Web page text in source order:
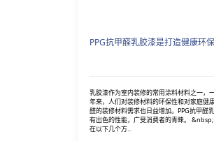
PPG抗甲醛乳胶漆是打造健康环
乳胶漆作为室内装修的常用涂料材料之一，
年来，人们对装修材料的环保性和对家庭健
醛的装修材料需求也日益增加。PPG抗甲醛
有出色的性能，广受消费者的青睐。 &nbsp; PPG抗甲醛乳胶漆的优势主要体现
在以下几个方...